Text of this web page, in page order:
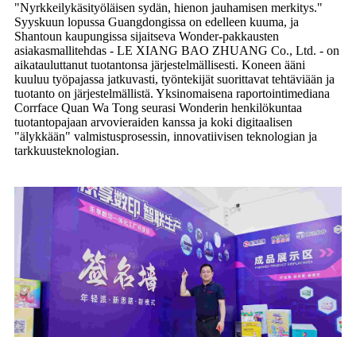
"Nyrkkeilykäsityöläisen sydän, hienon jauhamisen merkitys."
Syyskuun lopussa Guangdongissa on edelleen kuuma, ja
Shantoun kaupungissa sijaitseva Wonder-pakkausten
asiakasmallitehdas - LE XIANG BAO ZHUANG Co., Ltd. - on
aikatauluttanut tuotantonsa järjestelmällisesti. Koneen ääni
kuuluu työpajassa jatkuvasti, työntekijät suorittavat tehtäviään ja
tuotanto on järjestelmällistä. Yksinomaisena raportointimediana
Corrface Quan Wa Tong seurasi Wonderin henkilökuntaa
tuotantopajaan arvovieraiden kanssa ja koki digitaalisen
"älykkään" valmistusprosessin, innovatiivisen teknologian ja
tarkkuusteknologian.